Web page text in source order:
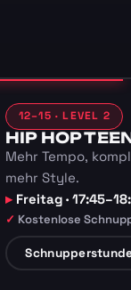
12–15 · LEVEL 2
HIP HOP
Mehr Tempo,
mehr Style.
Freitag ·
Kostenlose